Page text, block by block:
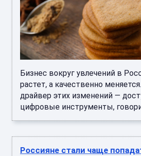
Бизнес вокруг увлечений в
растет, а качественно
драйвер этих изменений —
цифровые инструменты,
Россияне стали чаще